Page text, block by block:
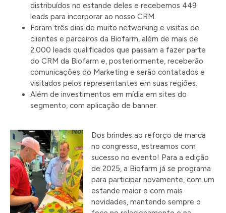
distribuídos no estande deles e recebemos 449
leads para incorporar ao nosso CRM.
Foram três dias de muito networking e visitas de
clientes e parceiros da Biofarm, além de mais de
2.000 leads qualificados que passam a fazer parte
do CRM da Biofarm e, posteriormente, receberão
comunicações do Marketing e serão contatados e
visitados pelos representantes em suas regiões.
Além de investimentos em mídia em sites do
segmento, com aplicação de banner.
Dos brindes ao reforço de marca
no congresso, estreamos com
sucesso no evento! Para a edição
de 2025, a Biofarm já se programa
para participar novamente, com um
estande maior e com mais
novidades, mantendo sempre o